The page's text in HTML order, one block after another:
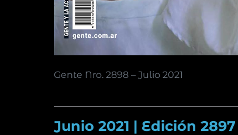
Gente Nro. 2898 – Julio 2021
Junio 2021 | Edición 2897